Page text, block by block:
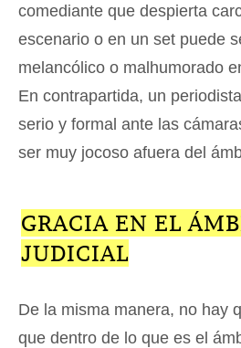
comediante que despierta
escenario o en un set puede
melancólico o malhumorado
En contrapartida, un
serio y formal ante las
ser muy jocoso afuera del
GRACIA EN EL
JUDICIAL
De la misma manera, no hay
que dentro de lo que es el